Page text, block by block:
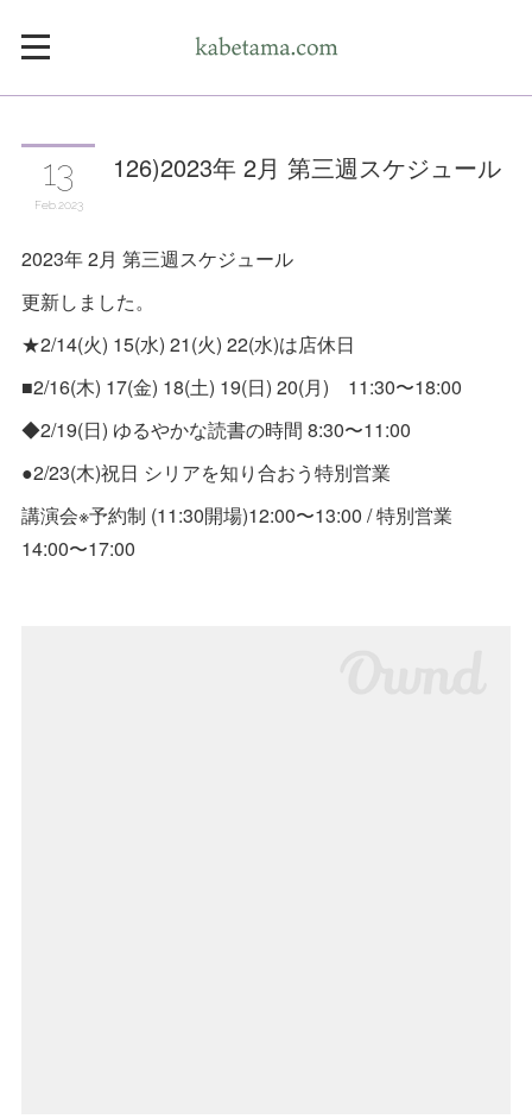
13
Feb 2023
126)2023年 2月 第三週スケジュール
2023年 2月 第三週スケジュール
更新しました。
★2/14(火) 15(水) 21(火) 22(水)は店休日
■2/16(木) 17(金) 18(土) 19(日) 20(月) 11:30〜18:00
◆2/19(日) ゆるやかな読書の時間 8:30〜11:00
●2/23(木)祝日 シリアを知り合おう特別営業
講演会※予約制 (11:30開場)12:00〜13:00 / 特別営業
14:00〜17:00